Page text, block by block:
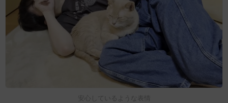
安心しているような表情